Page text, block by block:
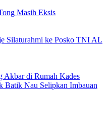
Masih Eksis
Silaturahmi ke Posko TNI AL
Akbar di Rumah Kades
Batik Nau Selipkan Imbauan